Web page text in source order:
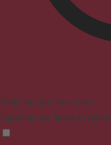
Profil sûr pour les crises
Supprime les flashs et